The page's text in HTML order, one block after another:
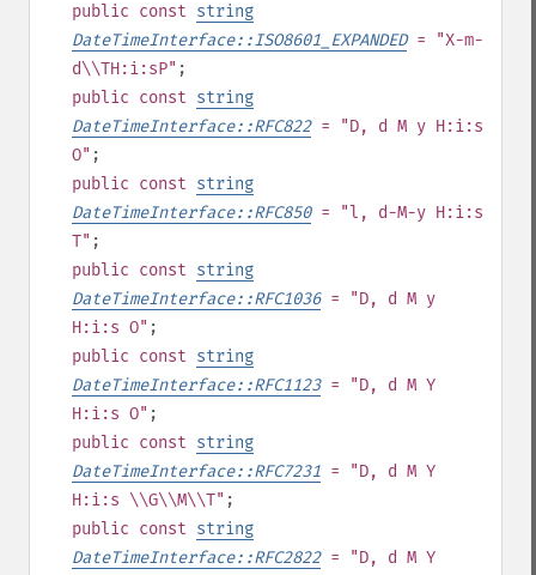
public const string
DateTimeInterface::ISO8601_EXPANDED= "X-m-
d\\TH:i:sP" ;
public const string
DateTimeInterface::RFC822= "D, d M y H:i:s
O" ;
public const string
DateTimeInterface::RFC850= "l, d-M-y H:i:s
T" ;
public const string
DateTimeInterface::RFC1036= "D, d M y
H:i:s O" ;
public const string
DateTimeInterface::RFC1123= "D, d M Y
H:i:s O" ;
public const string
DateTimeInterface::RFC7231 = "D, d M Y
H:i:s \\G\\M\\T" ;
public const string
DateTimeInterface::RFC2822= "D, d M Y